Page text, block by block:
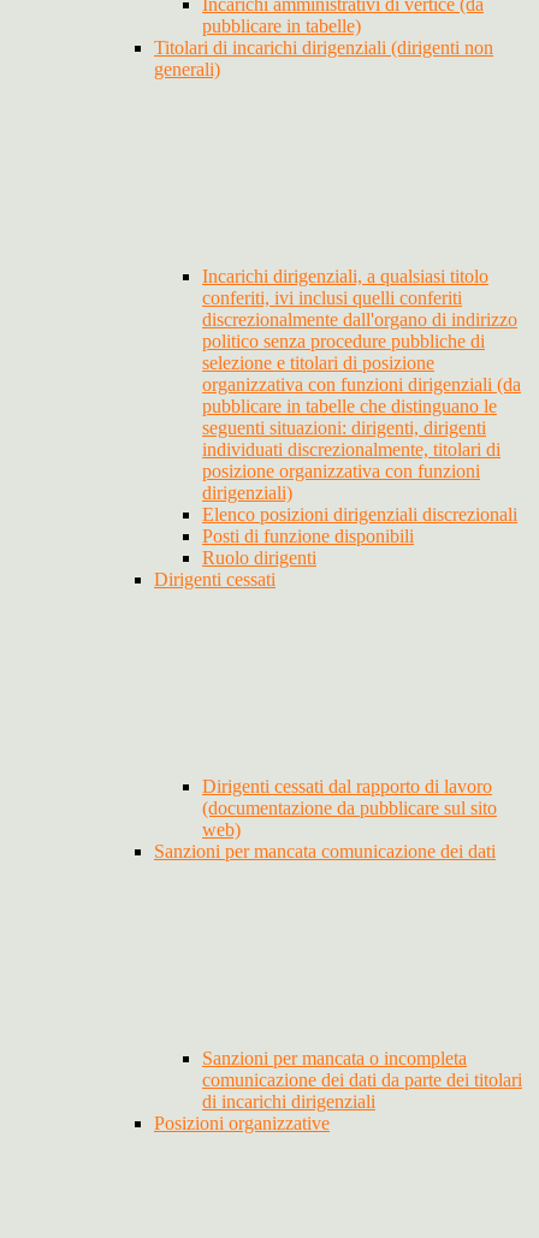
Incarichi amministrativi di vertice (da
pubblicare in tabelle)
Titolari di incarichi dirigenziali (dirigenti non
generali)
Incarichi dirigenziali, a qualsiasi titolo
conferiti, ivi inclusi quelli conferiti
discrezionalmente dall'organo di indirizzo
politico senza procedure pubbliche di
selezione e titolari di posizione
organizzativa con funzioni dirigenziali (da
pubblicare in tabelle che distinguano le
seguenti situazioni: dirigenti, dirigenti
individuati discrezionalmente, titolari di
posizione organizzativa con funzioni
dirigenziali)
Elenco posizioni dirigenziali discrezionali
Posti di funzione disponibili
Ruolo dirigenti
Dirigenti cessati
Dirigenti cessati dal rapporto di lavoro
(documentazione da pubblicare sul sito
web)
Sanzioni per mancata comunicazione dei dati
Sanzioni per mancata o incompleta
comunicazione dei dati da parte dei titolari
di incarichi dirigenziali
Posizioni organizzative